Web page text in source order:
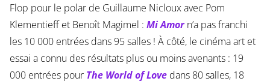
Flop pour le polar de Guillaume Nicloux avec Pom
Klementieff et Benoît Magimel : Mi Amor n’a pas franchi
les 10 000 entrées dans 95 salles ! À côté, le cinéma art et
essai a connu des résultats plus ou moins avenants : 19
000 entrées pour The World of Lovedans 80 salles, 18